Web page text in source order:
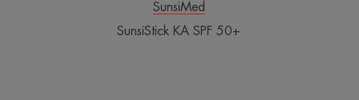
SunsiMed
SunsiStick KA SPF 50+